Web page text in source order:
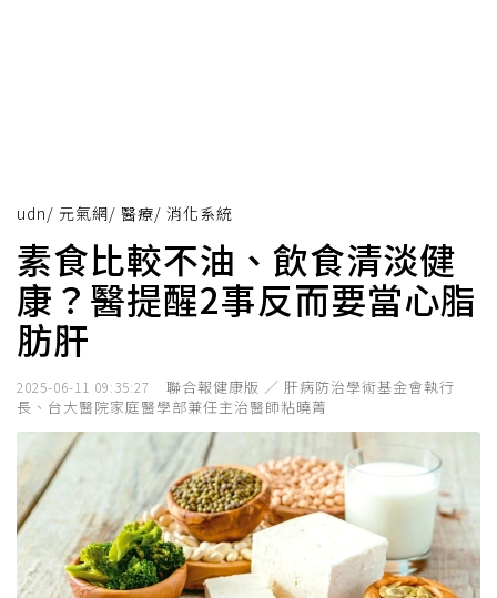
udn/ 元氣網/ 醫療/ 消化系統
素食比較不油、飲食清淡健
康？醫提醒2事反而要當心脂
肪肝
2025-06-11 09:35:27
聯合報健康版 ／ 肝病防治學術基金會執行
長、台大醫院家庭醫學部兼任主治醫師粘曉菁